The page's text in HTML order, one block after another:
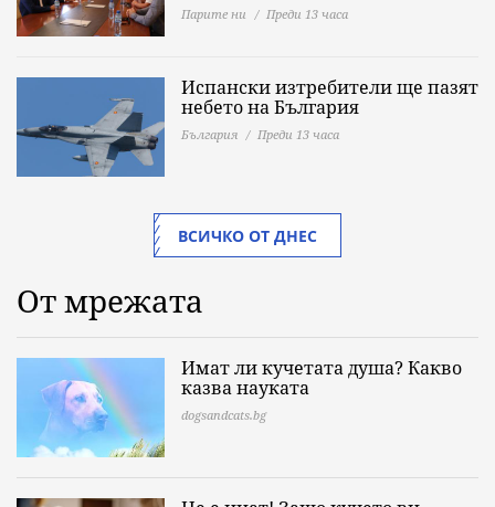
Парите ни Преди 13 часа
Испански изтребители ще пазят
небето на България
България Преди 13 часа
ВСИЧКО ОТ ДНЕС
От мрежата
Имат ли кучетата душа? Какво
казва науката
dogsandcats.bg